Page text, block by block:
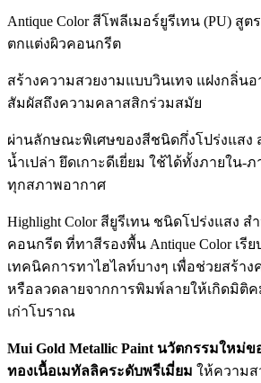
Antique Color สีโพลีเมอร์ยูรีเทน (PU) สู
ตกแต่งผิวคอนกรีต
สร้างความสวยงามแบบวินเทจ แฝงกลิ่น
สัมผัสถึงความคลาสสิกร่วมสมัย
ผ่านลักษณะพิเศษของสีชนิดกึ่งโปร่งแสง
น้ำเปล่า ยึดเกาะดีเยี่ยม ใช้ได้ทั้งภายใน
ทุกสภาพอากาศ
Highlight Color สียูรีเทน ชนิดโปร่งแสง
คอนกรีต ที่ทาสีรองพื้น Antique Color เรี
เทคนิคการทาไฮไลท์บางๆ เพื่อช่วยสร้า
หรือลวดลายจากการพิมพ์ลายให้เกิดมิติ
เก่าโบราณ
Mui Gold Metallic Paint นวัตกรรมใหม่
ทองเนื้อเมทัลลิคระดับพรีเมี่ยม ให้ความส